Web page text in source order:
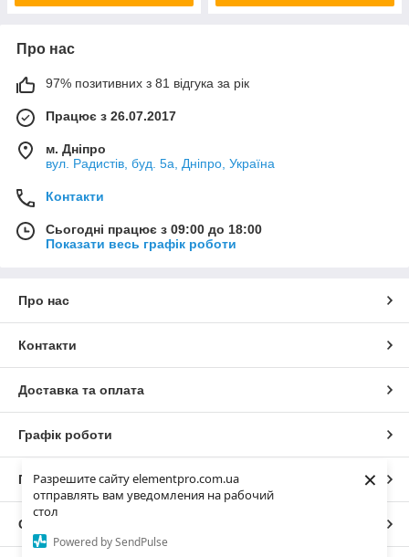
Разрешите сайту elementpro.com.ua
отправлять вам уведомления на рабочий
стол
Powered by SendPulse
×
Про нас
97% позитивних з 81 відгука за рік
Працює з 26.07.2017
м. Дніпро
вул. Радистів, буд. 5а, Дніпро, Україна
Контакти
Сьогодні працює з 09:00 до 18:00
Показати весь графік роботи
Про нас
Контакти
Доставка та оплата
Графік роботи
Повна версія сайту
Сайт створено на маркетплейсі